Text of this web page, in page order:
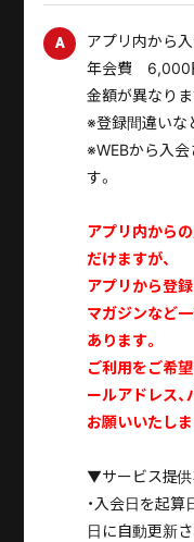
A
アプリ内から
年会費 6,000
金額が異なり
※登録間違いな
※WEBから入
す。
アプリ内から
だけますが、
アプリから登
マガジンなど
あります。
ご利用をご希
ールアドレス
お願いいたしま
▼サービス提
・入会日を起
日に自動更新